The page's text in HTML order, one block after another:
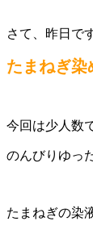
さて、昨日で
たまねぎ染
今回は少人数
のんびりゆっ
たまねぎの染